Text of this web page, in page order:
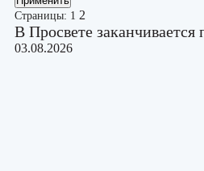
Страницы: 1 2
В Просвете
03.08.2026